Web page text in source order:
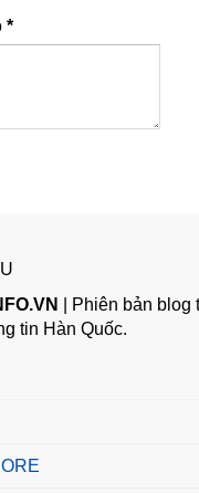
*
| Phiên bản blog
tin Hàn Quốc.